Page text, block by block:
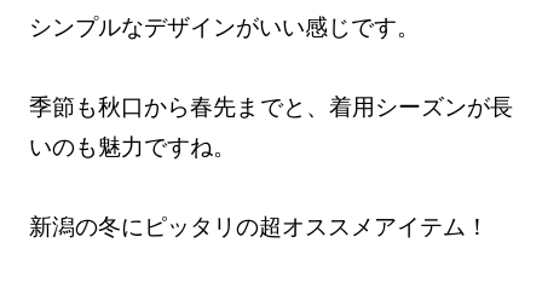
シンプルなデザインがいい感じです。
季節も秋口から春先までと、着用シーズンが長
いのも魅力ですね。
新潟の冬にピッタリの超オススメアイテム！